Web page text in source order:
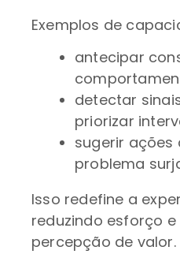
Exemplos de
antecipar
detectar
priorizar
sugerir ações
problema
Isso redefine a
reduzindo esforço
percepção de valor.